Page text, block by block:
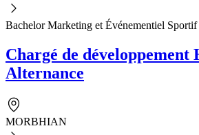
Bachelor Marketing et Événementiel Sportif
Chargé de développement
Alternance
MORBHIAN